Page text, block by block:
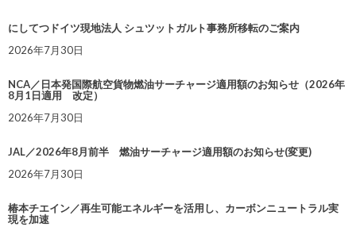
にしてつドイツ現地法人 シュツットガルト事務所移転のご案内
2026年7月30日
NCA／日本発国際航空貨物燃油サーチャージ適用額のお知らせ（2026年
8月1日適用 改定）
2026年7月30日
JAL／2026年8月前半 燃油サーチャージ適用額のお知らせ(変更)
2026年7月30日
椿本チエイン／再生可能エネルギーを活用し、カーボンニュートラル実
現を加速